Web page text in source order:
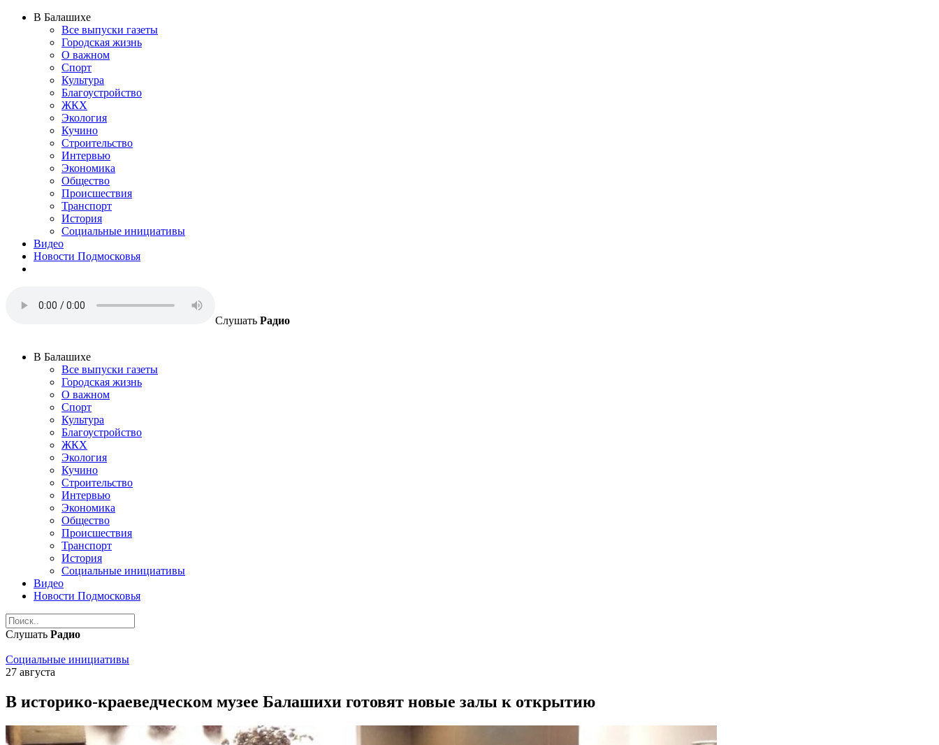
В Балашихе
Все выпуски газеты
Городская жизнь
О важном
Спорт
Культура
Благоустройство
ЖКХ
Экология
Кучино
Строительство
Интервью
Экономика
Общество
Происшествия
Транспорт
История
Социальные инициативы
Видео
Новости Подмосковья
Слушать Радио
В Балашихе
Все выпуски газеты
Городская жизнь
О важном
Спорт
Культура
Благоустройство
ЖКХ
Экология
Кучино
Строительство
Интервью
Экономика
Общество
Происшествия
Транспорт
История
Социальные инициативы
Видео
Новости Подмосковья
Слушать Радио
Социальные инициативы
27 августа
В историко-краеведческом музее Балашихи готовят новые залы к открытию